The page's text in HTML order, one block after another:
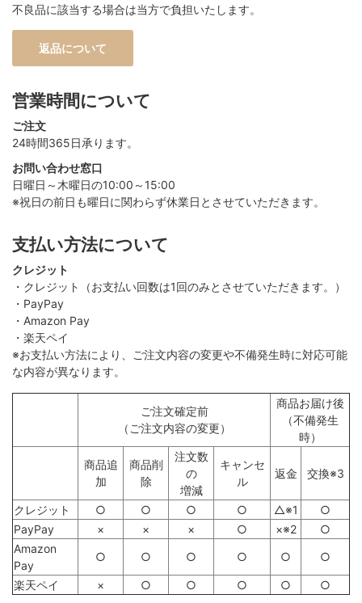
不良品に該当する場合は当方で負担いたします。
返品について
営業時間について
ご注文
24時間365日承ります。
お問い合わせ窓口
日曜日～木曜日の10:00～15:00
※祝日の前日も曜日に関わらず休業日とさせていただきます。
支払い方法について
クレジット
・クレジット（お支払い回数は1回のみとさせていただきます。）
・PayPay
・Amazon Pay
・楽天ペイ
※お支払い方法により、ご注文内容の変更や不備発生時に対応可能
な内容が異なります。
ご注文確定前
（ご注文内容の変更）
商品お届け後
（不備発生
時）
商品追
加
商品削
除
注文数
の
増減
キャンセ
ル
返金 交換※3
クレジット ○ ○ ○ ○ △※1
○
PayPay
× × × ○ ×※2
○
Amazon
Pay
○ ○ ○ ○ ○ ○
楽天ペイ × ○ ○ ○ ○
○